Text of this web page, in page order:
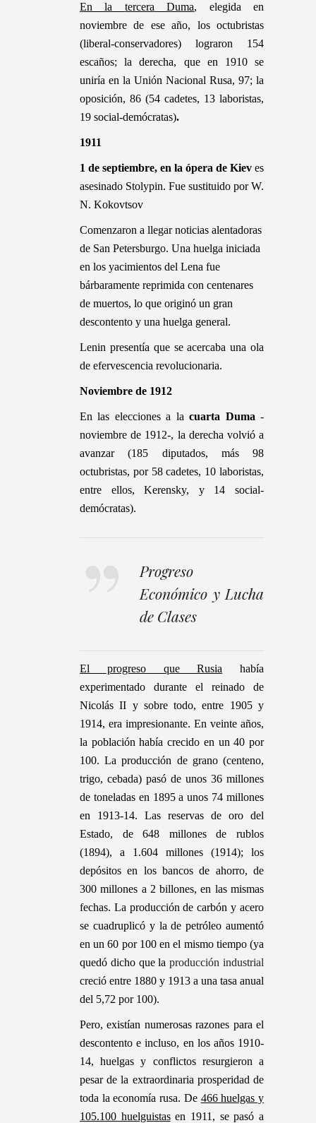
En la tercera Duma, elegida en
noviembre de ese año, los octubristas
(liberal-conservadores) lograron 154
escaños; la derecha, que en 1910 se
uniría en la Unión Nacional Rusa, 97; la
oposición, 86 (54 cadetes, 13 laboristas,
19 social-demócratas).
1911
1 de septiembre, en la ópera de Kiev es
asesinado Stolypin. Fue sustituido por W.
N. Kokovtsov
Comenzaron a llegar noticias alentadoras
de San Petersburgo. Una huelga iniciada
en los yacimientos del Lena fue
bárbaramente reprimida con centenares
de muertos, lo que originó un gran
descontento y una huelga general.
Lenin presentía que se acercaba una ola
de efervescencia revolucionaria.
Noviembre de 1912
En las elecciones a lacuarta Duma -
noviembre de 1912-, la derecha volvió a
avanzar (185 diputados, más 98
octubristas, por 58 cadetes, 10 laboristas,
entre ellos, Kerensky, y 14 social-
demócratas).
Progreso
Económico y Lucha
de Clases
El progreso que Rusia había
experimentado durante el reinado de
Nicolás II y sobre todo, entre 1905 y
1914, era impresionante. En veinte años,
la población había crecido en un 40 por
100. La producción de grano (centeno,
trigo, cebada) pasó de unos 36 millones
de toneladas en 1895 a unos 74 millones
en 1913-14. Las reservas de oro del
Estado, de 648 millones de rublos
(1894), a 1.604 millones (1914); los
depósitos en los bancos de ahorro, de
300 millones a 2 billones, en las mismas
fechas. La producción de carbón y acero
se cuadruplicó y la de petróleo aumentó
en un 60 por 100 en el mismo tiempo (ya
quedó dicho que laproducción industrial
creció entre 1880 y 1913 a una tasa anual
del 5,72 por 100).
Pero, existían numerosas razones para el
descontento e incluso, en los años 1910-
14, huelgas y conflictos resurgieron a
pesar de la extraordinaria prosperidad de
toda la economía rusa. De 466 huelgas y
105.100 huelguistasen 1911, se pasó a